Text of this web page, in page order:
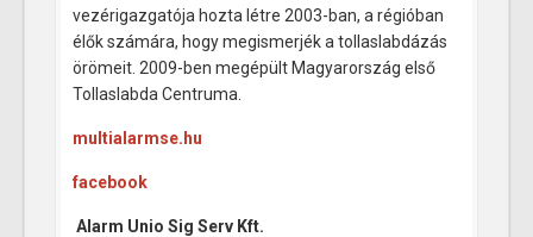
vezérigazgatója hozta létre 2003-ban, a régióban
élők számára, hogy megismerjék a tollaslabdázás
örömeit. 2009-ben megépült Magyarország első
Tollaslabda Centruma.
multialarmse.hu
facebook
Alarm Unio Sig Serv Kft.